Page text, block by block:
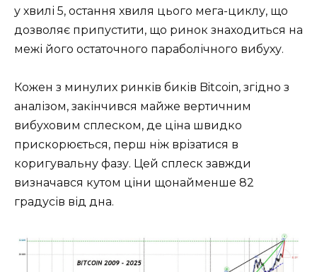
у хвилі 5, остання хвиля цього мега-циклу, що
дозволяє припустити, що ринок знаходиться на
межі його остаточного параболічного вибуху.
Кожен з минулих ринків биків Bitcoin, згідно з
аналізом, закінчився майже вертичним
вибуховим сплеском, де ціна швидко
прискорюється, перш ніж врізатися в
коригувальну фазу. Цей сплеск завжди
визначався кутом ціни щонайменше 82
градусів від дна.